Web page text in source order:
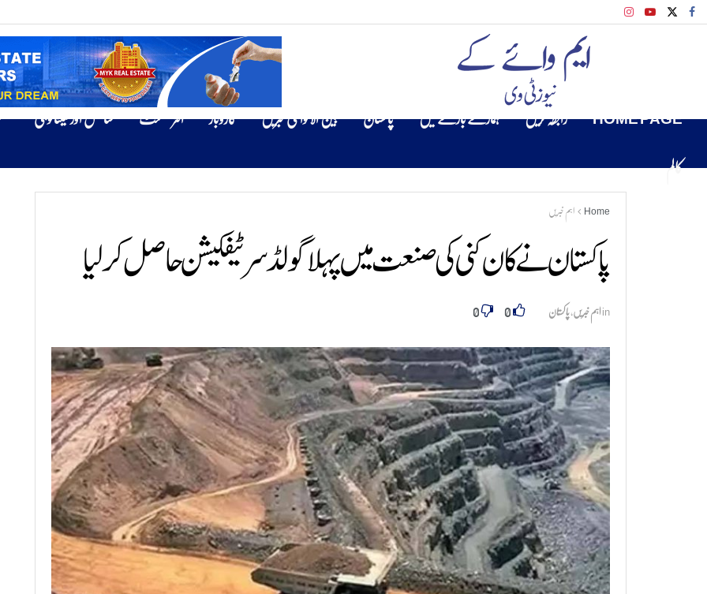
HOME PAGE رابطہ کریں ہمارے بارے میں پاکستان بین الاقوامی خبریں کاروبار انٹرٹینمنٹ سائنس اور ٹیکنالوجی
کالم
Home اہم خبریں
پاکستان نے کان کنی کی صنعت میں پہلا گولڈ سرٹیفکیشن حاصل کرلیا
in اہم خبریں,پاکستان 0
0